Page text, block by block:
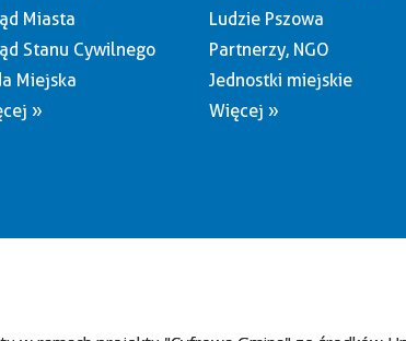
Miasta
Stanu Cywilnego
Miejska
»
Ludzie Pszowa
Partnerzy, NGO
Jednostki miejskie
Więcej »